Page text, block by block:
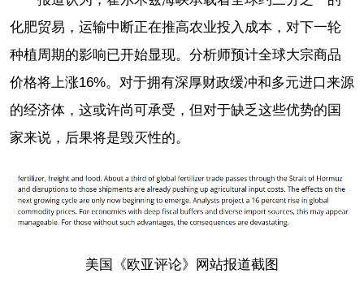
化肥贸易，运输中断正在推高农业投入成本，对下一轮
种植周期的影响已开始显现。分析师预计全球大宗商品
价格将上涨16%。对于拥有深厚财政缓冲和多元进口来源
的经济体，这或许尚可承受，但对于缺乏这些优势的国
家来说，后果将是毁灭性的。
美国《欧亚评论》网站报道截图